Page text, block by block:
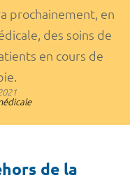
prochainement, en
des soins de
en cours de
de la